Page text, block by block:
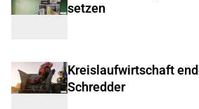
setzen
Kreislaufwirtschaft
Schredder